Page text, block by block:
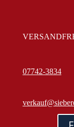
07742-3834